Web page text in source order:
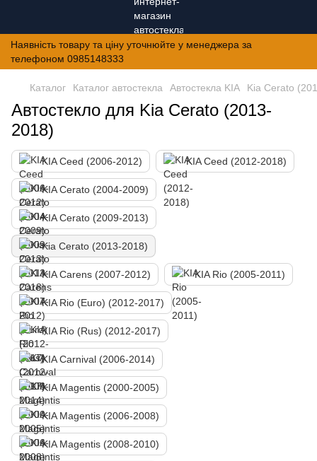
Наявність товару та ціну уточнюйте у менеджера за
телефоном 0985148333
Каталог Каталог автостекла Автостекла KIA Kia Cerato
Автостекло для Kia Cerato (2013-
2018)
KIA Ceed (2006-2012) KIA Ceed (2012-2018)
KIA Cerato (2004-2009)
KIA Cerato (2009-2013)
Kia Cerato (2013-2018)
KIA Carens (2007-2012) KIA Rio (2005-2011)
KIA Rio (Euro) (2012-2017)
KIA Rio (Rus) (2012-2017)
KIA Carnival (2006-2014)
KIA Magentis (2000-2005)
KIA Magentis (2006-2008)
KIA Magentis (2008-2010)